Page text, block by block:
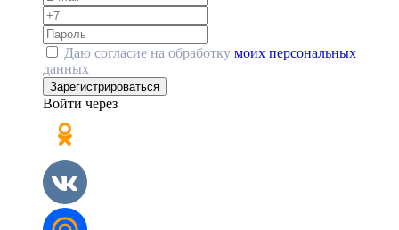
Даю согласие на обработку моих персональных
данных
Зарегистрироваться
Войти через